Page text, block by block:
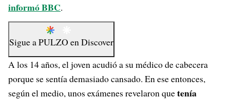
informó BBC.
Sigue aPULZO enDiscover
A los 14 años, el joven acudió a su médico de cabecera
porque se sentía demasiado cansado. En ese entonces,
según el medio, unos exámenes revelaron quetenía